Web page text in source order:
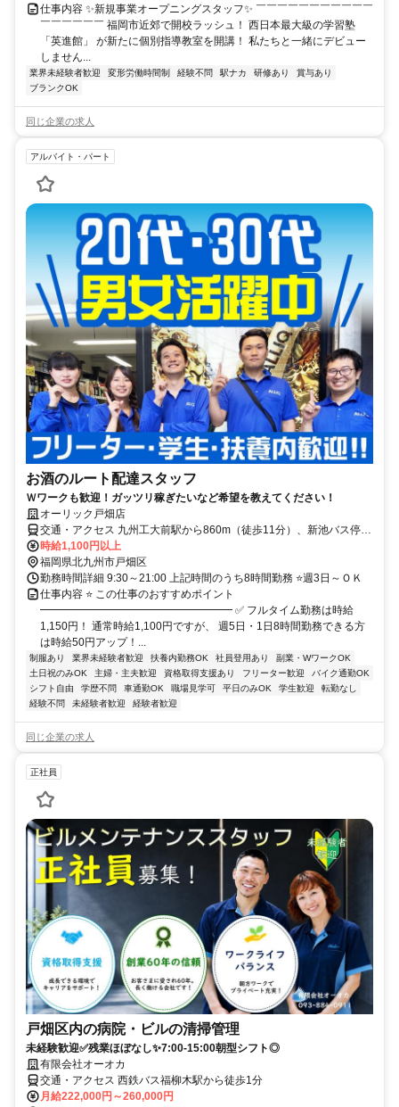
仕事内容 ✨新規事業オープニングスタッフ✨ ￣￣￣￣￣￣￣￣￣￣￣
￣￣￣￣￣￣ 福岡市近郊で開校ラッシュ！ 西日本最大級の学習塾
「英進館」 が新たに個別指導教室を開講！ 私たちと一緒にデビュー
しません...
業界未経験者歓迎 変形労働時間制 経験不問 駅ナカ 研修あり
賞与あり
ブランクOK
同じ企業の求人
アルバイト・パート
お酒のルート配達スタッフ
Ｗワークも歓迎！ガッツリ稼ぎたいなど希望を教えてください！
オーリック戸畑店
交通・アクセス 九州工大前駅から860m（徒歩11分）、新池バス停か
ら13m（徒歩1分）、戸畑駅から1km（徒歩13分）
時給1,100円以上
福岡県北九州市戸畑区
勤務時間詳細 9:30～21:00 上記時間のうち8時間勤務 ⭐週3日～ＯＫ
仕事内容 ⭐ この仕事のおすすめポイント
━━━━━━━━━━━━━━━━━━ ✅ フルタイム勤務は時給
1,150円！ 通常時給1,100円ですが、 週5日・1日8時間勤務できる方
は時給50円アップ！...
制服あり 業界未経験者歓迎 扶養内勤務OK 社員登用あり
副業・WワークOK
土日祝のみOK
主婦・主夫歓迎 資格取得支援あり フリーター歓迎
バイク通勤OK
シフト自由
学歴不問 車通勤OK 職場見学可 平日のみOK 学生歓迎
転勤なし
経験不問
未経験者歓迎 経験者歓迎
同じ企業の求人
正社員
戸畑区内の病院・ビルの清掃管理
未経験歓迎✅残業ほぼなし✨7:00-15:00朝型シフト◎
有限会社オーオカ
交通・アクセス 西鉄バス福柳木駅から徒歩1分
月給222,000円～260,000円